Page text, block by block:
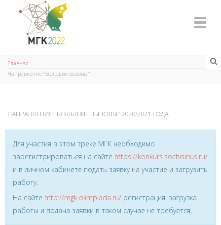
Главная
Направление "Большие вызовы"
НАПРАВЛЕНИЯ "БОЛЬШИЕ ВЫЗОВЫ" 2020/2021 ГОДА
Для участия в этом треке МГК необходимо
зарегистрироваться на сайте https://konkurs.sochisirius.ru/
и в личном кабинете подать заявку на участие и загрузить
работу.
На сайте http://mgk.olimpiada.ru/ регистрация, загрузка
работы и подача заявки в таком случае не требуется.